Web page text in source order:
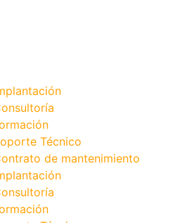
Técnico
de mantenimiento